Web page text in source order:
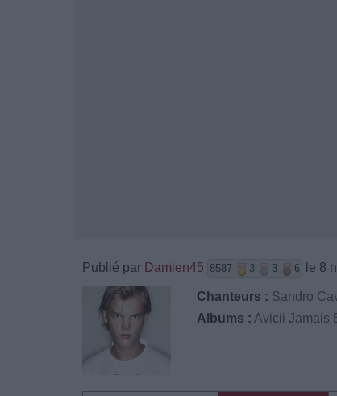
Publié par Damien45 8587 3 3 6 le 8
Chanteurs : Sandro
Albums : Avicii Jamais